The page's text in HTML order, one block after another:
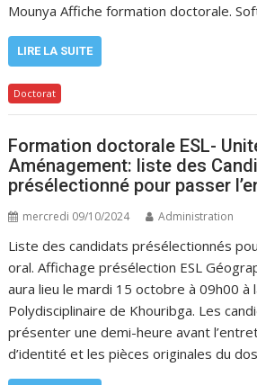
Mounya Affiche formation doctorale.
LIRE LA SUITE
Doctorat
Formation doctorale ESL-
Aménagement: liste des
présélectionné pour passer
mercredi 09/10/2024 Administration
Liste des candidats présélectionnés
oral. Affichage présélection ESL
aura lieu le mardi 15 octobre à 09h00 à
Polydisciplinaire de Khouribga. Les
présenter une demi-heure avant
d’identité et les pièces originales du